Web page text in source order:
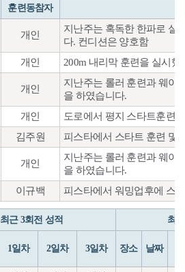
훈련동참자
개인
지난주는 혹독한 한파로 실
다. 컨디션은 양호함
개인 200m 내리막 훈련을 실시
개인
지난주는 롤러 훈련과 웨이
을 하였습니다.
개인 도로에서 평지 스타트훈련
김주원 피스타에서 스타트 훈련 및
개인
지난주는 롤러 훈련과 웨이
을 하였습니다.
이규백 피스타에서 워밍업후에 스
최근 3회전 성적 최
1일차 2일차 3일차 장소 날짜